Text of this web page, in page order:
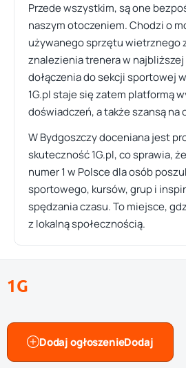
Przede wszystkim, są one
naszym otoczeniem. Chodzi o
używanego sprzętu wietrznego
znalezienia trenera w
dołączenia do sekcji sportowej
1G.pl staje się zatem platformą
doświadczeń, a także szansą na
W Bydgoszczy doceniana jest
skuteczność 1G.pl, co sprawia,
numer 1 w Polsce dla osób
sportowego, kursów, grup i
spędzania czasu. To miejsce,
z lokalną społecznością.
1G
Dodaj ogłoszenie